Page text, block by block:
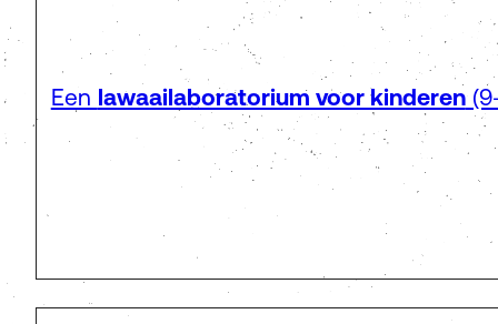
Een lawaailaboratorium voor kinderen